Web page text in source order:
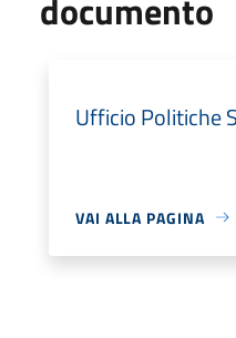
documento
Ufficio Politiche
VAI ALLA PAGINA